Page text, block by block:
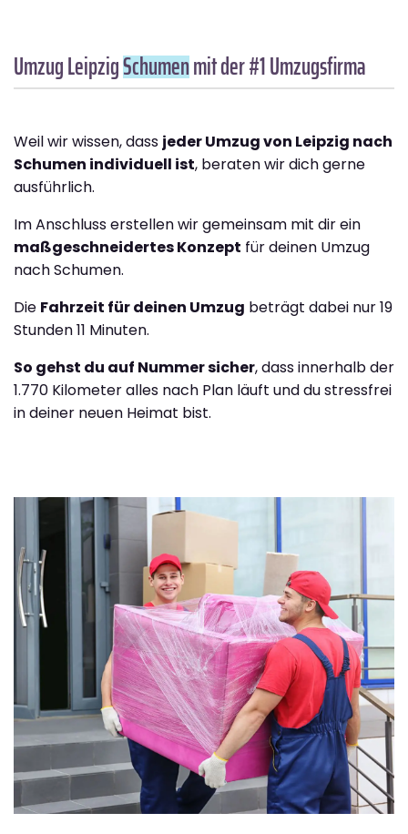
Umzug LeipzigSchumenmit der #1 Umzugsfirma
Weil wir wissen, dass jeder Umzug von Leipzig nach
Schumen individuell ist, beraten wir dich gerne
ausführlich.
Im Anschluss erstellen wir gemeinsam mit dir ein
maßgeschneidertes Konzept für deinen Umzug
nach Schumen.
Die Fahrzeit für deinen Umzug beträgt dabei nur 19
Stunden 11 Minuten.
So gehst du auf Nummer sicher, dass innerhalb der
1.770 Kilometer alles nach Plan läuft und du stressfrei
in deiner neuen Heimat bist.